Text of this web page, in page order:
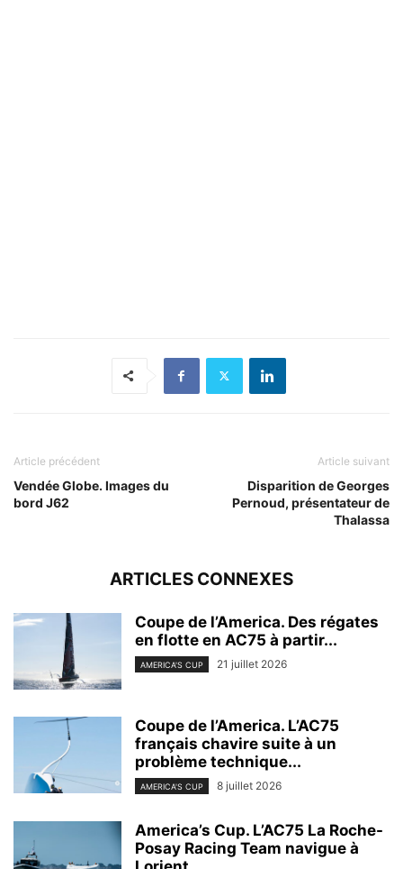
Article précédent
Vendée Globe. Images du
bord J62
Article suivant
Disparition de Georges
Pernoud, présentateur de
Thalassa
ARTICLES CONNEXES
Coupe de l’America. Des régates
en flotte en AC75 à partir...
AMERICA'S CUP 21 juillet 2026
Coupe de l’America. L’AC75
français chavire suite à un
problème technique...
AMERICA'S CUP 8 juillet 2026
America’s Cup. L’AC75 La Roche-
Posay Racing Team navigue à